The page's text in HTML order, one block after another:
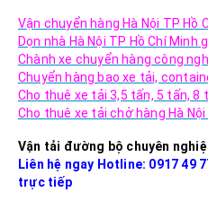
Vận chuyển hàng Hà Nội TP Hồ
Dọn nhà Hà Nội TP Hồ Chí Minh
Chành xe chuyển hàng công
Chuyển hàng bao xe tải,
Cho thuê xe tải 3,5 tấn, 5 tấn, 8
Cho thuê xe tải chở hàng Hà
Vận tải đường bộ chuyên
Liên hệ ngay Hotline: 0917 49
trực tiếp